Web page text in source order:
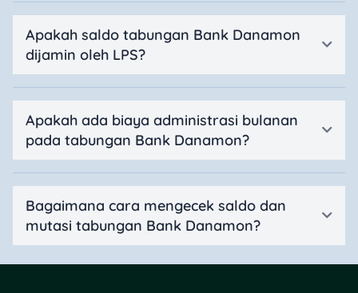
Apakah saldo tabungan Bank Danamon
dijamin oleh LPS?
Apakah ada biaya administrasi bulanan
pada tabungan Bank Danamon?
Bagaimana cara mengecek saldo dan
mutasi tabungan Bank Danamon?